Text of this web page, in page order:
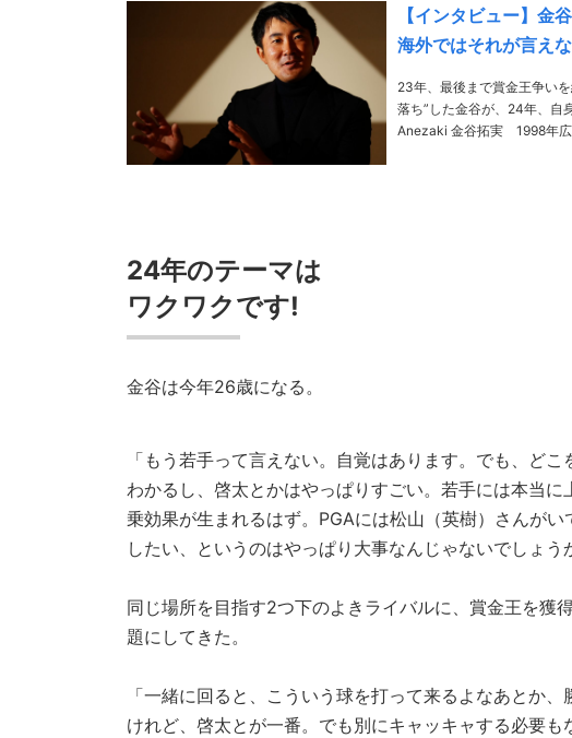
【インタビュー】金
海外ではそれが言え
23年、最後まで賞金王争い
落ち”した金谷が、24年、自身の影
Anezaki 金谷拓実 1998年広島県出身。15年の日本アマで最年少優勝。18年にアジアパシフィック
24年のテーマは
ワクワクです!
金谷は今年26歳になる。
「もう若手って言えない。自覚はあります。でも、ど
わかるし、啓太とかはやっぱりすごい。若手には本当
乗効果が生まれるはず。PGAには松山（英樹）さんが
したい、というのはやっぱり大事なんじゃないでしょう
同じ場所を目指す2つ下のよきライバルに、賞金王を獲
題にしてきた。
「一緒に回ると、こういう球を打って来るよなあとか
けれど、啓太とが一番。でも別にキャッキャする必要